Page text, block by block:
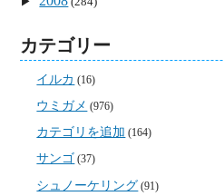
カテゴリー
イルカ (16)
ウミガメ (976)
カテゴリを追加 (164)
サンゴ (37)
シュノーケリング (91)